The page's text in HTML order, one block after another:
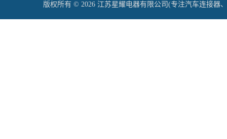
版权所有 © 2026 江苏星耀电器有限公司(专注汽车连接器